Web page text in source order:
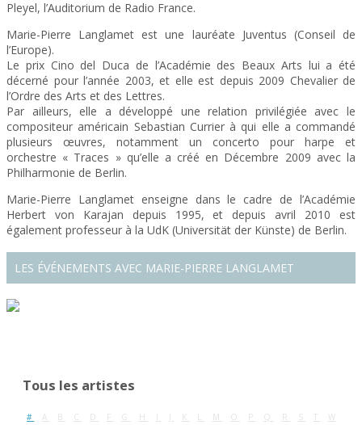
Pleyel, l’Auditorium de Radio France.
Marie-Pierre Langlamet est une lauréate Juventus (Conseil de
l’Europe).
Le prix Cino del Duca de l’Académie des Beaux Arts lui a été
décerné pour l’année 2003, et elle est depuis 2009 Chevalier de
l’Ordre des Arts et des Lettres.
Par ailleurs, elle a développé une relation privilégiée avec le
compositeur américain Sebastian Currier à qui elle a commandé
plusieurs œuvres, notamment un concerto pour harpe et
orchestre « Traces » qu’elle a créé en Décembre 2009 avec la
Philharmonie de Berlin.
Marie-Pierre Langlamet enseigne dans le cadre de l’Académie
Herbert von Karajan depuis 1995, et depuis avril 2010 est
également professeur à la UdK (Universität der Künste) de Berlin.
LES ÉVÉNEMENTS AVEC MARIE-PIERRE LANGLAMET
Tous les artistes
# A B C D F G H I J K L M O P Q R S T
W